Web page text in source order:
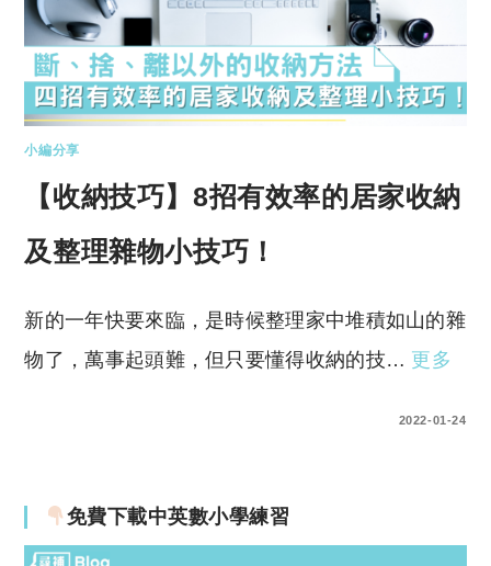
小編分享
【收納技巧】8招有效率的居家收納
及整理雜物小技巧！
新的一年快要來臨，是時候整理家中堆積如山的雜
物了，萬事起頭難，但只要懂得收納的技… 更多
2022-01-24
免費下載中英數小學練習